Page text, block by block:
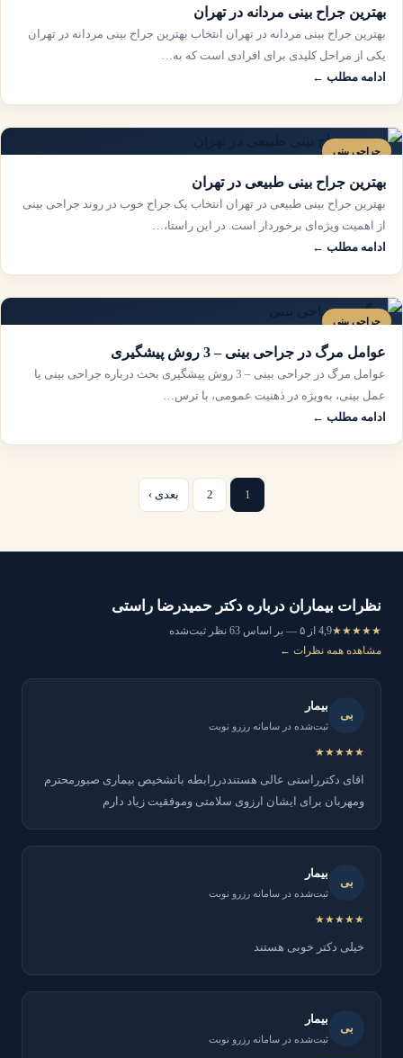
بهترین جراح بینی مردانه در تهران
بهترین جراح بینی مردانه در تهران انتخاب بهترین جراح بینی مردانه در تهران
یکی از مراحل کلیدی برای افرادی است که به…
ادامه مطلب ←
جراحی بینی
بهترین جراح بینی طبیعی در تهران
بهترین جراح بینی طبیعی در تهران انتخاب یک جراح خوب در روند جراحی بینی
از اهمیت ویژه‌ای برخوردار است. در این راستا،…
ادامه مطلب ←
جراحی بینی
عوامل مرگ در جراحی بینی – 3 روش پیشگیری
عوامل مرگ در جراحی بینی – 3 روش پیشگیری بحث درباره جراحی بینی یا
عمل بینی، به‌ویژه در ذهنیت عمومی، با ترس…
ادامه مطلب ←
1
2 بعدی ›
نظرات بیماران درباره دکتر حمیدرضا راستی
★★★★★4,9 از ۵ — بر اساس 63 نظر ثبت‌شده
مشاهده همه نظرات ←
بی
بیمار
ثبت‌شده در سامانه رزرو نوبت
★★★★★
اقای دکترراستی عالی هستنددررابطه باتشخیص بیماری صبورمحترم
ومهربان برای ایشان ارزوی سلامتی وموفقیت زیاد دارم
بی
بیمار
ثبت‌شده در سامانه رزرو نوبت
★★★★★
خیلی دکتر خوبی هستند
بی
بیمار
ثبت‌شده در سامانه رزرو نوبت